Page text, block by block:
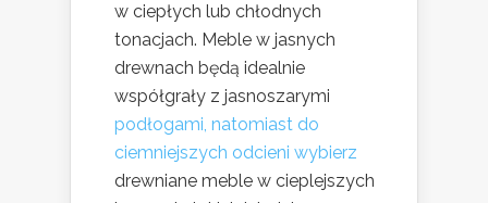
w ciepłych lub chłodnych
tonacjach. Meble w jasnych
drewnach będą idealnie
współgrały z jasnoszarymi
podłogami, natomiast do
ciemniejszych odcieni wybierz
drewniane meble w cieplejszych